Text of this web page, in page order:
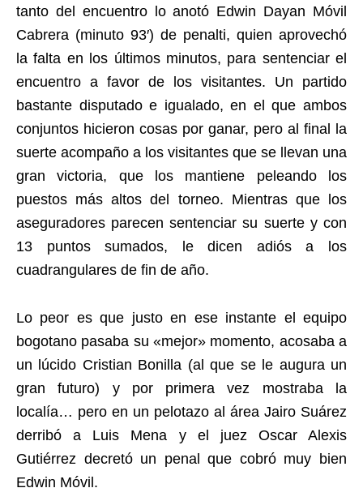
tanto del encuentro lo anotó Edwin Dayan Móvil
Cabrera (minuto 93′) de penalti, quien aprovechó
la falta en los últimos minutos, para sentenciar el
encuentro a favor de los visitantes. Un partido
bastante disputado e igualado, en el que ambos
conjuntos hicieron cosas por ganar, pero al final la
suerte acompaño a los visitantes que se llevan una
gran victoria, que los mantiene peleando los
puestos más altos del torneo. Mientras que los
aseguradores parecen sentenciar su suerte y con
13 puntos sumados, le dicen adiós a los
cuadrangulares de fin de año.
Lo peor es que justo en ese instante el equipo
bogotano pasaba su «mejor» momento, acosaba a
un lúcido Cristian Bonilla (al que se le augura un
gran futuro) y por primera vez mostraba la
localía… pero en un pelotazo al área Jairo Suárez
derribó a Luis Mena y el juez Oscar Alexis
Gutiérrez decretó un penal que cobró muy bien
Edwin Móvil.